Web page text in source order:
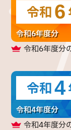
令和6
令和6年度分
令和6年度分
令和4
令和4年度分
令和4年度分